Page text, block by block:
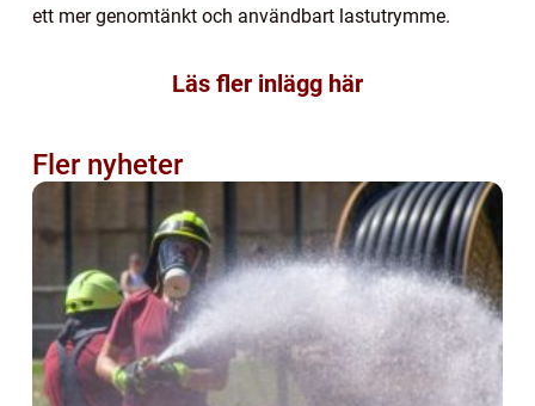
ett mer genomtänkt och användbart lastutrymme.
Läs fler inlägg här
Fler nyheter